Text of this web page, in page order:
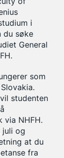
i
du søke
General
som
studenten
via NHFH.
juli og
at du
fra